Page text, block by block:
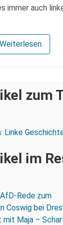
immer auch
Weiterlesen
zum
Linke
im
Rede zum
Coswig bei
mit Maja –